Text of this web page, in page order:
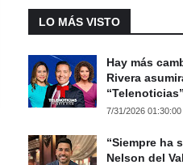
LO MÁS VISTO
Hay más
Rivera
“Telenoticias”
7/31/2026 01:30:00
“Siempre ha
Nelson del